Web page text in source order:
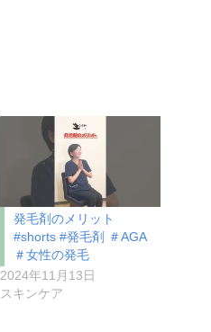
発毛剤のメリット
#shorts #発毛剤 ＃AGA
＃女性の発毛
2024年11月13日
スキンケア